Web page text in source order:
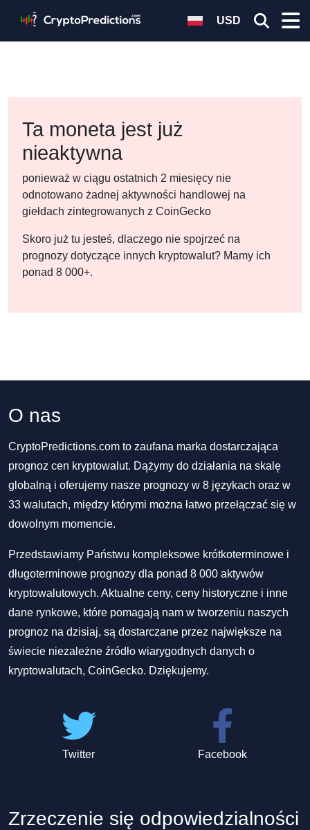
USD
Ta moneta jest już
nieaktywna
ponieważ w ciągu ostatnich 2 miesięcy nie
odnotowano żadnej aktywności handlowej na
giełdach zintegrowanych z CoinGecko
Skoro już tu jesteś, dlaczego nie spojrzeć na
prognozy dotyczące innych kryptowalut? Mamy ich
ponad 8 000+.
O nas
CryptoPredictions.com to zaufana marka dostarczająca
prognoz cen kryptowalut. Dążymy do działania na skalę
globalną i oferujemy nasze prognozy w 8 językach oraz w
33 walutach, między którymi można łatwo przełączać się w
dowolnym momencie.
Przedstawiamy Państwu kompleksowe krótkoterminowe i
długoterminowe prognozy dla ponad 8 000 aktywów
kryptowalutowych. Aktualne ceny, ceny historyczne i inne
dane rynkowe, które pomagają nam w tworzeniu naszych
prognoz na dzisiaj, są dostarczane przez największe na
świecie niezależne źródło wiarygodnych danych o
kryptowalutach, CoinGecko. Dziękujemy.
Twitter Facebook
Zrzeczenie się odpowiedzialności